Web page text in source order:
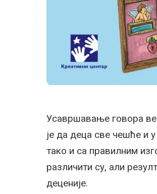
Усавршавање говора
је да деца све чешће и
тако и са правилним
различити су, али
деценије.